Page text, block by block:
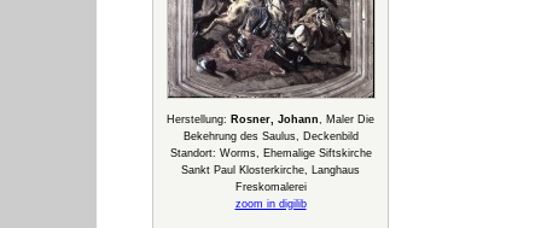
Herstellung: Rosner, Johann, Maler Die
Bekehrung des Saulus, Deckenbild
Standort: Worms, Ehemalige Siftskirche
Sankt Paul Klosterkirche, Langhaus
Freskomalerei
zoom in digilib